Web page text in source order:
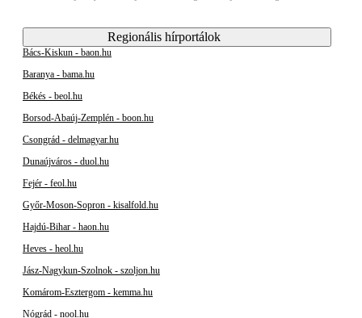
Regionális hírportálok
Bács-Kiskun - baon.hu
Baranya - bama.hu
Békés - beol.hu
Borsod-Abaúj-Zemplén - boon.hu
Csongrád - delmagyar.hu
Dunaújváros - duol.hu
Fejér - feol.hu
Győr-Moson-Sopron - kisalfold.hu
Hajdú-Bihar - haon.hu
Heves - heol.hu
Jász-Nagykun-Szolnok - szoljon.hu
Komárom-Esztergom - kemma.hu
Nógrád - nool.hu